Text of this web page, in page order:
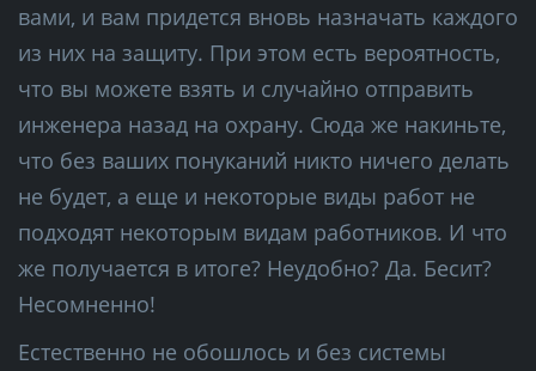
вами, и вам придется вновь назначать каждого
из них на защиту. При этом есть вероятность,
что вы можете взять и случайно отправить
инженера назад на охрану. Сюда же накиньте,
что без ваших понуканий никто ничего делать
не будет, а еще и некоторые виды работ не
подходят некоторым видам работников. И что
же получается в итоге? Неудобно? Да. Бесит?
Несомненно!
Естественно не обошлось и без системы